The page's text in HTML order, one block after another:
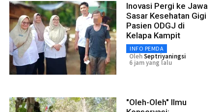
Inovasi Pergi ke Jawa
Sasar Kesehatan Gigi
Pasien ODGJ di
Kelapa Kampit
INFO PEMDA
OlehSeptriyaningsi
6 jam yang lalu
"Oleh-Oleh" Ilmu